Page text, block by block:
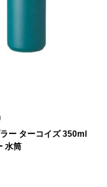
ー ターコイズ 350ml
水筒